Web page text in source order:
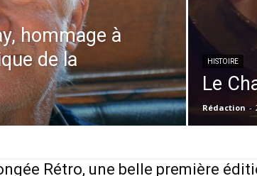
hommage à
de la
HISTOIRE
Le
Rédaction -
Rétro, une belle première